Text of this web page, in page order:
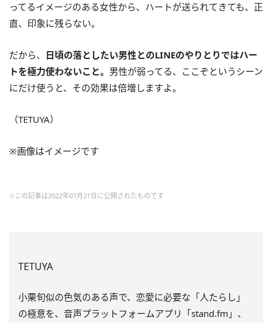
ってるイメージのある女性から、ハートが送られてきても、正
直、印象に残らない。
だから、 日頃の落としたい男性とのLINEのやりとりではハー
トを極力使わないこと。 男性が弱ってる、ここぞというシーン
にだけ使うと、その効果は倍増しますよ。
（TETUYA）
※画像はイメージです
※この記事は2022年07月21日に公開されたものです
TETUYA
小栗旬似の色気のある声で、恋愛に必要な「人たらし」
の極意を、音声プラットフォームアプリ「stand.fm」、